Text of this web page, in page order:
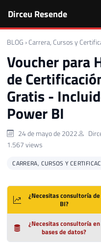
Dirceu Resende
BLOG › Carrera, Cursos y
Voucher para
de
Gratis -
Power BI
24 de mayo de 2022
1.567 views
CARRERA, CURSOS Y
¿Necesitas consultoría de
BI?
¿Necesitas consultoría en
bases de datos?